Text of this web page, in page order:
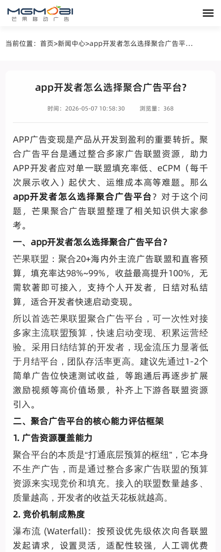
当前位置：首页>新闻中心> app开发者怎么选择聚合广告平台?
app开发者怎么选择聚合广告平台?
时间：2026-05-07 10:58:30 浏览量：368
APP广告变现是产品从开发到盈利的重要转折。聚
合广告平台是通过整合多家广告联盟资源，助力
APP开发者应对单一联盟填充率低、eCPM（每千
次展示收入）起伏大、运维成本高等难题。那么
app开发者怎么选择聚合广告平台？对于这个问
题，芒果聚合广告联盟整理了相关知识供大家参
考。
一、 app开发者怎么选择聚合广告平台？
芒果联盟：聚合20+海内外主流广告联盟和直客预
算，填充率达98%~99%，收益最高提升100%，无
需软著即可接入，支持个人开发者，日结对私结
算，适合开发者快速启动变现。
所以首选芒果联盟聚合广告平台，可一次性对接
多家主流联盟预算，快速启动变现、积累运营经
验。采用日结结算的开发者，现金流压力显著低
于月结平台，团队存活率更高。建议先通过1-2个
简单广告位快速测试收益，等跑通后再逐步扩展
激励视频等高价值场景，补齐上下游各联盟资源
引入。
二、聚合广告平台的核心能力评估框架
1. 广告资源覆盖能力
聚合平台的本质是“打通底层预算的枢纽”，它本身
不生产广告，而是通过整合多家广告联盟的预算
资源来实现竞价和填充。接入的联盟数量越多、
质量越高，开发者的收益天花板就越高。
2. 竞价机制成熟度
瀑布流 (Waterfall)：按预设优先级依次向各联盟
发起请求，设置灵活，适配性较强，人工调优费